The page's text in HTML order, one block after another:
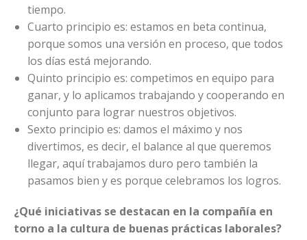
tiempo.
Cuarto principio es: estamos en beta continua,
porque somos una versión en proceso, que todos
los días está mejorando.
Quinto principio es: competimos en equipo para
ganar, y lo aplicamos trabajando y cooperando en
conjunto para lograr nuestros objetivos.
Sexto principio es: damos el máximo y nos
divertimos, es decir, el balance al que queremos
llegar, aquí trabajamos duro pero también la
pasamos bien y es porque celebramos los logros.
¿Qué iniciativas se destacan en la compañía en
torno a la cultura de buenas prácticas laborales?